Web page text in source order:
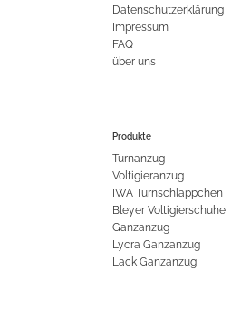
Datenschutzerklärung
Impressum
FAQ
über uns
Produkte
Turnanzug
Voltigieranzug
IWA Turnschläppchen
Bleyer Voltigierschuhe
Ganzanzug
Lycra Ganzanzug
Lack Ganzanzug